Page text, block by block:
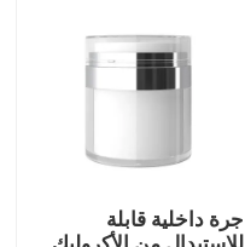
جرة داخلية قابلة